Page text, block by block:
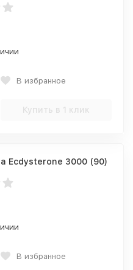
В избранное
Купить в 1 клик
Ecdysterone 3000 (90)
В избранное